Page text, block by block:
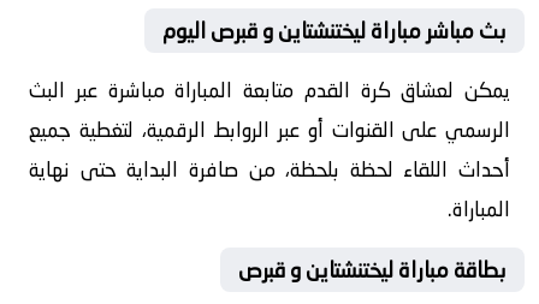
بث مباشر مباراة ليختنشتاين و قبرص اليوم
يمكن لعشاق كرة القدم متابعة المباراة مباشرة عبر البث
الرسمي على القنوات أو عبر الروابط الرقمية، لتغطية جميع
أحداث اللقاء لحظة بلحظة، من صافرة البداية حتى نهاية
المباراة.
بطاقة مباراة ليختنشتاين و قبرص